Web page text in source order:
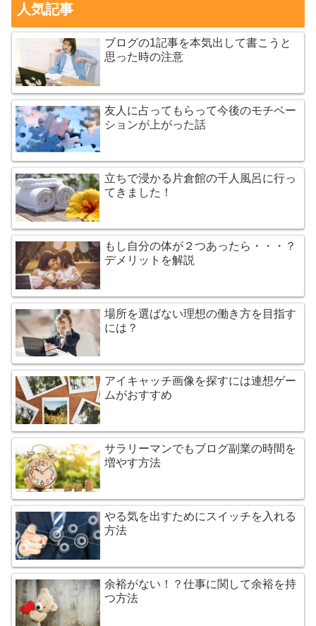
人気記事
ブログの1記事を本気出して書こうと
思った時の注意
友人に占ってもらって今後のモチベー
ションが上がった話
立ちで浸かる片倉館の千人風呂に行っ
てきました！
もし自分の体が２つあったら・・・？
デメリットを解説
場所を選ばない理想の働き方を目指す
には？
アイキャッチ画像を探すには連想ゲー
ムがおすすめ
サラリーマンでもブログ副業の時間を
増やす方法
やる気を出すためにスイッチを入れる
方法
余裕がない！？仕事に関して余裕を持
つ方法